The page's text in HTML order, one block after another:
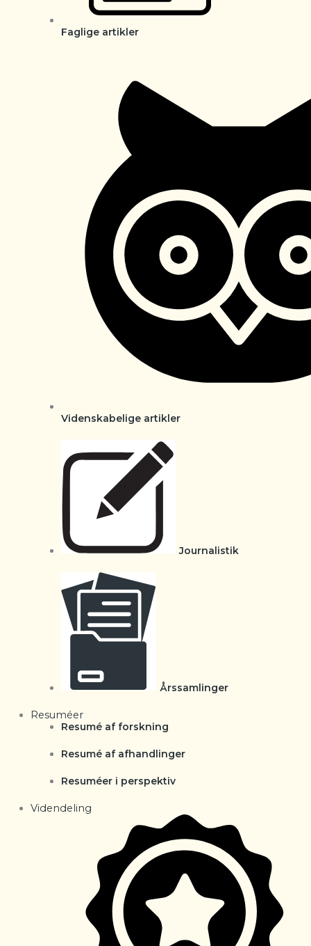
Faglige artikler
Videnskabelige artikler
Journalistik
Årssamlinger
Resuméer
Resumé af forskning
Resumé af afhandlinger
Resuméer i perspektiv
Videndeling